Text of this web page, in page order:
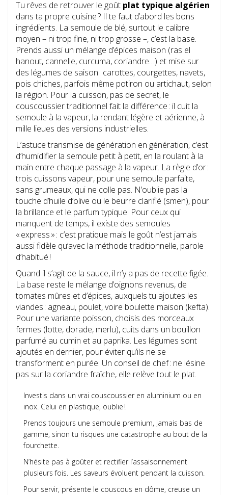
Tu rêves de retrouver le goût plat typique algérien
dans ta propre cuisine ? Il te faut d’abord les bons
ingrédients. La semoule de blé, surtout le calibre
moyen – ni trop fine, ni trop grosse –, c’est la base.
Prends aussi un mélange d’épices maison (ras el
hanout, cannelle, curcuma, coriandre…) et mise sur
des légumes de saison : carottes, courgettes, navets,
pois chiches, parfois même potiron ou artichaut, selon
la région. Pour la cuisson, pas de secret, le
couscoussier traditionnel fait la différence : il cuit la
semoule à la vapeur, la rendant légère et aérienne, à
mille lieues des versions industrielles.
L’astuce transmise de génération en génération, c’est
d’humidifier la semoule petit à petit, en la roulant à la
main entre chaque passage à la vapeur. La règle d’or :
trois cuissons vapeur, pour une semoule parfaite,
sans grumeaux, qui ne colle pas. N’oublie pas la
touche d’huile d’olive ou le beurre clarifié (smen), pour
la brillance et le parfum typique. Pour ceux qui
manquent de temps, il existe des semoules
« express » : c’est pratique mais le goût n’est jamais
aussi fidèle qu’avec la méthode traditionnelle, parole
d’habitué !
Quand il s’agit de la sauce, il n’y a pas de recette figée.
La base reste le mélange d’oignons revenus, de
tomates mûres et d’épices, auxquels tu ajoutes les
viandes : agneau, poulet, voire boulette maison (kefta).
Pour une variante poisson, choisis des morceaux
fermes (lotte, dorade, merlu), cuits dans un bouillon
parfumé au cumin et au paprika. Les légumes sont
ajoutés en dernier, pour éviter qu’ils ne se
transforment en purée. Un conseil de chef : ne lésine
pas sur la coriandre fraîche, elle relève tout le plat.
Investis dans un vrai couscoussier en aluminium ou en
inox. Celui en plastique, oublie !
Prends toujours une semoule premium, jamais bas de
gamme, sinon tu risques une catastrophe au bout de la
fourchette.
N’hésite pas à goûter et rectifier l’assaisonnement
plusieurs fois. Les saveurs évoluent pendant la cuisson.
Pour servir, présente le couscous en dôme, creuse un